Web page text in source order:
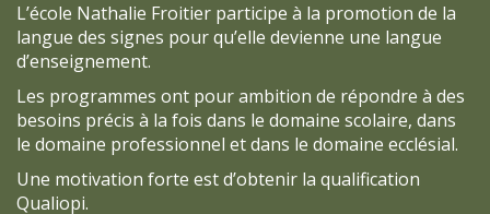
L’école Nathalie Froitier participe à la promotion de la
langue des signes pour qu’elle devienne une langue
d’enseignement.
Les programmes ont pour ambition de répondre à des
besoins précis à la fois dans le domaine scolaire, dans
le domaine professionnel et dans le domaine ecclésial.
Une motivation forte est d’obtenir la qualification
Qualiopi.